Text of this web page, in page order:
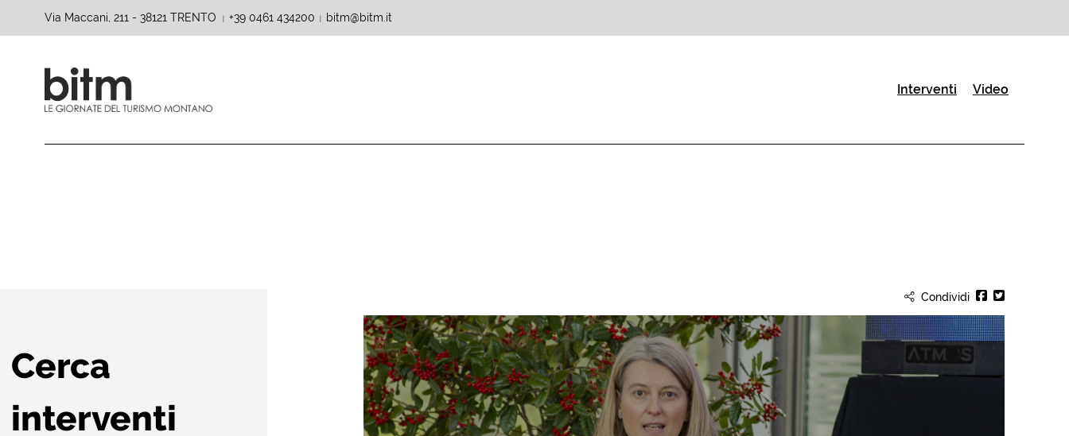
Via Maccani, 211 - 38121 TRENTO +39 0461 434200 bitm@bitm.it
Interventi (Pagina corrente)
Video
Cerca
interventi
Condividi